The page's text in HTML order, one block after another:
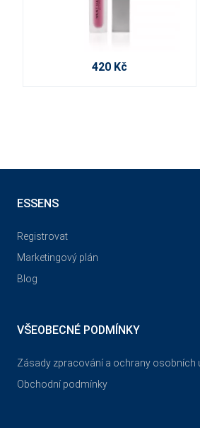
420 Kč
ESSENS
Registrovat
Marketingový plán
Blog
VŠEOBECNÉ PODMÍNKY
Zásady zpracování a ochrany osobních
Obchodní podmínky